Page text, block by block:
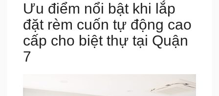
Ưu điểm nổi bật khi lắp
đặt rèm cuốn tự động cao
cấp cho biệt thự tại Quận
7